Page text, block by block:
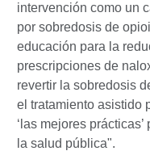
intervención como un
por sobredosis de
educación para la
prescripciones de
revertir la sobredosis
el tratamiento asistido
‘las mejores
la salud pública".